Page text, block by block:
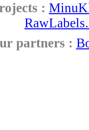
:
partners :